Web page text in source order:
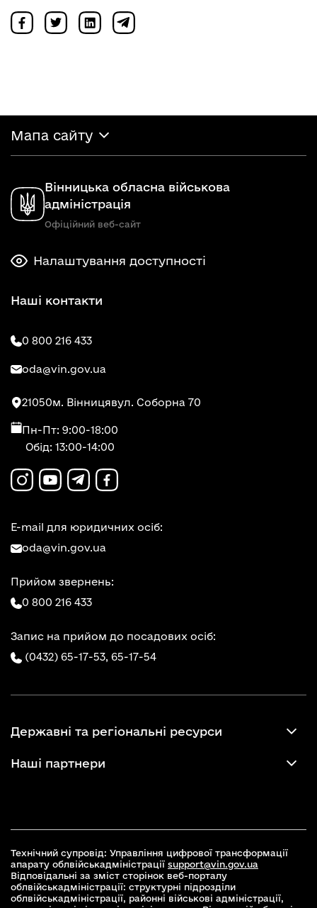
Мапа сайту
Вінницька обласна військова
адміністрація
Офіційний веб-сайт
Налаштування доступності
Наші контакти
0 800 216 433
oda@vin.gov.ua
21050м. Вінницявул. Соборна 70
Пн-Пт: 9:00-18:00
Обід: 13:00-14:00
E-mail для юридичних осіб:
oda@vin.gov.ua
Прийом звернень:
0 800 216 433
Запис на прийом до посадових осіб:
(0432) 65-17-53, 65-17-54
Державні та регіональні ресурси
Наші партнери
Технічний супровід: Управління цифрової трансформації
апарату облвійськадміністрації support@vin.gov.ua
Відповідальні за зміст сторінок веб-порталу
облвійськадміністрації: структурні підрозділи
облвійськадміністрації, районні військові адміністрації,